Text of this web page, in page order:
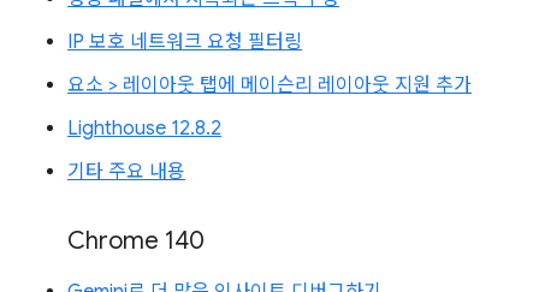
IP 보호 네트워크 요청 필터링
요소 > 레이아웃 탭에 메이슨리 레이아웃 지원 추가
Lighthouse 12.8.2
기타 주요 내용
Chrome 140